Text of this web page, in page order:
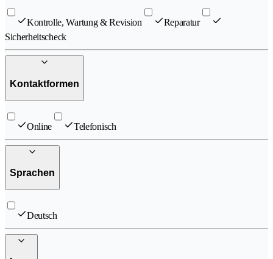
Kontrolle, Wartung & Revision
Reparatur
Sicherheitscheck
Kontaktformen
Online Telefonisch
Sprachen
Deutsch